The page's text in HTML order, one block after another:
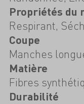
Propriétés du
Respirant,
Coupe
Manches
Matière
Fibres
Durabilité